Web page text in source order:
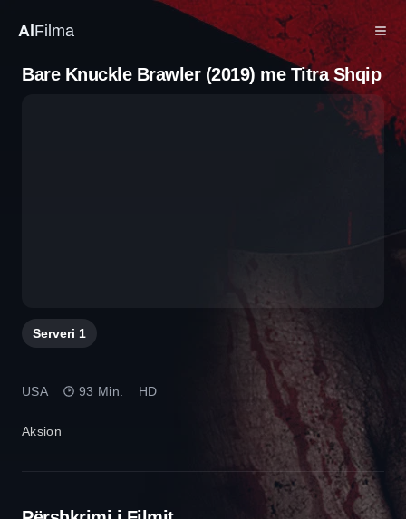
Al Filma
Bare Knuckle Brawler (2019) me Titra Shqip
Serveri 1
Aksion
USA 93 Min. HD